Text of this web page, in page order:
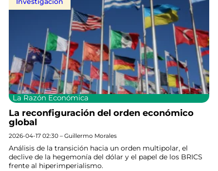
La Razón Económica
La reconfiguración del orden económico
global
2026-04-17 02:30 – Guillermo Morales
Análisis de la transición hacia un orden multipolar, el
declive de la hegemonía del dólar y el papel de los BRICS
frente al hiperimperialismo.